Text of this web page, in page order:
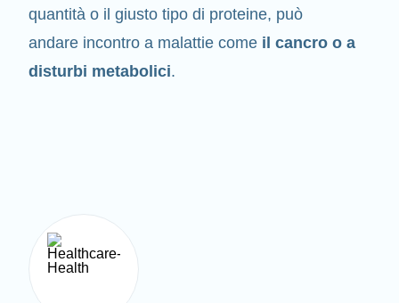
quantità o il giusto tipo di proteine, può
andare incontro a malattie come il cancro o a
disturbi metabolici.